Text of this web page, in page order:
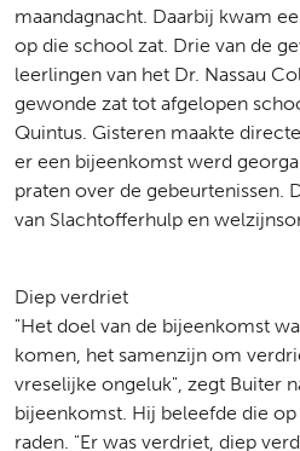
maandagnacht. Daarbij kwam
op die school zat. Drie van de
leerlingen van het Dr. Nassau
gewonde zat tot afgelopen
Quintus. Gisteren maakte
er een bijeenkomst werd
praten over de gebeurtenissen.
van Slachtofferhulp en
Diep verdriet
"Het doel van de bijeenkomst
komen, het samenzijn om
vreselijke ongeluk", zegt Buiter
bijeenkomst. Hij beleefde die
raden. "Er was verdriet, diep